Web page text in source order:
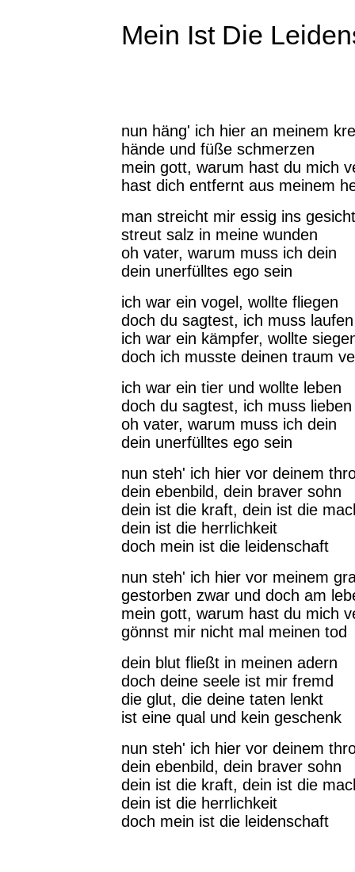
Mein Ist Die
nun häng' ich hier an meinem
hände und füße schmerzen
mein gott, warum hast du mich
hast dich entfernt aus meinem
man streicht mir essig ins gesicht
streut salz in meine wunden
oh vater, warum muss ich dein
dein unerfülltes ego sein
ich war ein vogel, wollte fliegen
doch du sagtest, ich muss laufen
ich war ein kämpfer, wollte
doch ich musste deinen traum
ich war ein tier und wollte leben
doch du sagtest, ich muss lieben
oh vater, warum muss ich dein
dein unerfülltes ego sein
nun steh' ich hier vor deinem
dein ebenbild, dein braver sohn
dein ist die kraft, dein ist die
dein ist die herrlichkeit
doch mein ist die leidenschaft
nun steh' ich hier vor meinem
gestorben zwar und doch am
mein gott, warum hast du mich
gönnst mir nicht mal meinen tod
dein blut fließt in meinen adern
doch deine seele ist mir fremd
die glut, die deine taten lenkt
ist eine qual und kein geschenk
nun steh' ich hier vor deinem
dein ebenbild, dein braver sohn
dein ist die kraft, dein ist die
dein ist die herrlichkeit
doch mein ist die leidenschaft